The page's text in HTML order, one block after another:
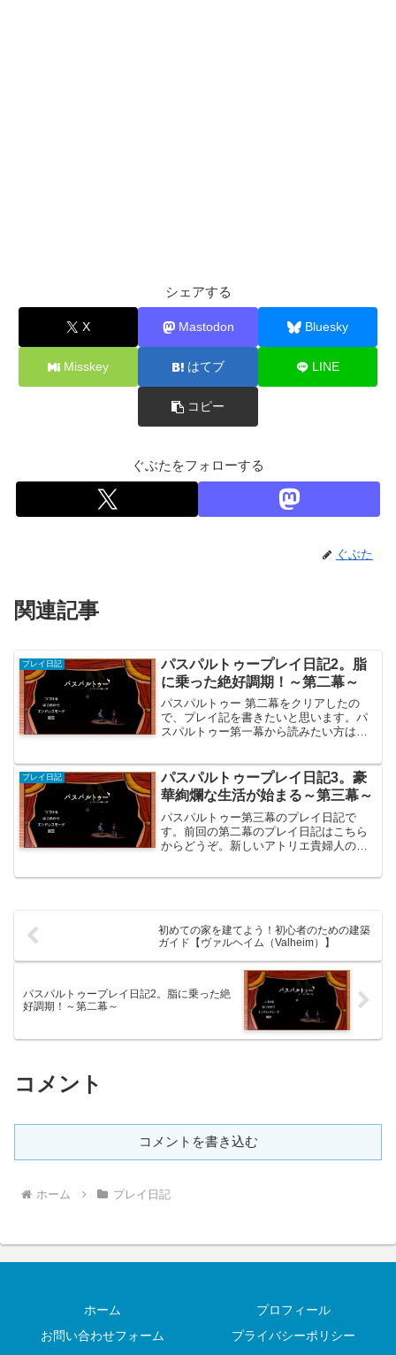
シェアする
X Mastodon Bluesky
Misskey はてブ LINE
コピー
ぐぶたをフォローする
ぐぶた
関連記事
プレイ日記
パスパルトゥープレイ日記2。脂
に乗った絶好調期！～第二幕～
パスパルトゥー 第二幕をクリアしたの
で、プレイ記を書きたいと思います。パ
スパルトゥー第一幕から読みたい方はこ
↑↑↑アトリエで暮らせるようになりまし
た。これも第1幕の最...
プレイ日記
パスパルトゥープレイ日記3。豪
華絢爛な生活が始まる～第三幕～
パスパルトゥー第三幕のプレイ日記で
す。前回の第二幕のプレイ日記はこちら
からどうぞ。新しいアトリエ貴婦人のオ
初めての家を建てよう！初心者のための建築
ガイド【ヴァルヘイム（Valheim）】
パスパルトゥープレイ日記2。脂に乗った絶
好調期！～第二幕～
コメント
コメントを書き込む
ホーム プレイ日記
ホーム
プロフィール
お問い合わせフォーム
プライバシーポリシー